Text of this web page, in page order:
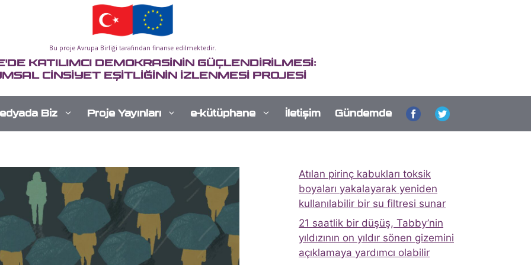
Bu proje Avrupa Birliği tarafından finanse edilmektedir.
KATILIMCI DEMOKRASİNİN GÜÇLENDİRİLMESİ:
CİNSİYET EŞİTLİĞİNİN İZLENMESİ PROJESİ
Biz Proje Yayınları e-kütüphane İletişim Gündemde
Atılan pirinç kabukları toksik
boyaları yakalayarak yeniden
kullanılabilir bir su filtresi sunar
21 saatlik bir düşüş, Tabby’nin
yıldızının on yıldır sönen gizemini
açıklamaya yardımcı olabilir